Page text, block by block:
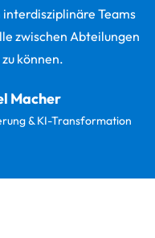
Teams
zwischen Abteilungen
können.
Macher
& KI-Transformation